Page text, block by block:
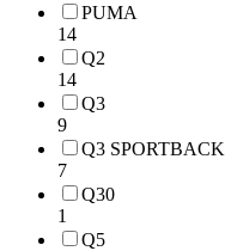
PUMA
14
Q2
14
Q3
9
Q3 SPORTBACK
7
Q30
1
Q5